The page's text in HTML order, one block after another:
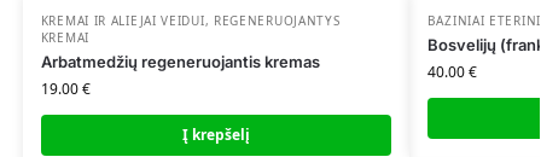
KREMAI IR ALIEJAI VEIDUI, REGENERUOJANTYS
KREMAI
Arbatmedžių regeneruojantis kremas
19.00€
Į krepšelį
BAZINIAI
Bosvelijų
40.00€